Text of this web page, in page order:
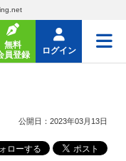
無料
員登録
ログイン
公開日：2023年03月13日